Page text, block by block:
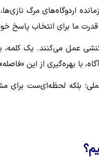
اردوگاه‌های مرگ
ما برای انتخاب پاسخ
عمل می‌کنند. یک
با بهره‌گیری از این
بلکه لحظه‌ای‌ست برای